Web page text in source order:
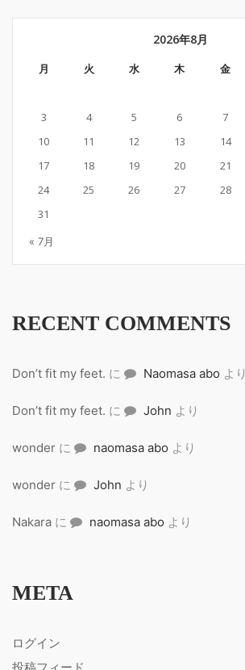
2026年8月
月 火 水 木 金
3
4 5 6 7
10
11 12 13 14
17
18 19 20 21
24
25 26 27 28
31
« 7月
RECENT COMMENTS
Don’t fit my feet. に Naomasa abo より
Don’t fit my feet. に John より
wonder に naomasa abo より
wonder に John より
Nakara に naomasa abo より
META
ログイン